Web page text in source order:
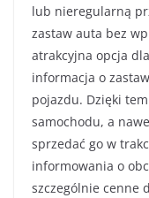
lub nieregularną
zastaw auta bez
atrakcyjna opcja
informacja o
pojazdu. Dzięki
samochodu, a
sprzedać go w
informowania o
szczególnie cenne